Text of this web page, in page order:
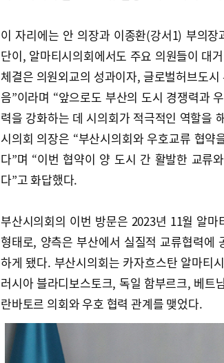
이 자리에는 안 의장과 이종환(강서1) 부의
단이, 알마티시의회에서도 주요 의원들이 대
체결은 의원외교의 성과이자, 글로벌허브도
음”이라며 “앞으로도 부산의 도시 경쟁력과
력을 강화하는 데 시의회가 적극적인 역할을
시의회 의장은 “부산시의회와 우호교류 협
다”며 “이번 협약이 양 도시 간 활발한 교류
다”고 화답했다.
부산시의회의 이번 방문은 2023년 11월 알
형태로, 양측은 부산에서 실질적 교류협력에
하게 됐다. 부산시의회는 카자흐스탄 알마티
러시아 블라디보스토크, 독일 함부르크, 베트
란바토르 의회와 우호 협력 관계를 맺었다.